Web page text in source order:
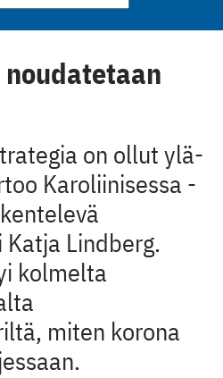
on ollut ylä-
Karoliinisessa
Lindberg.
kolmelta
miten korona